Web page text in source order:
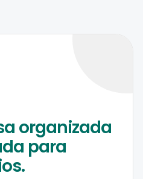
organizada
para